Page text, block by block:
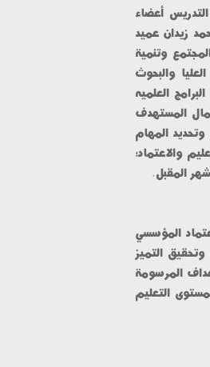
عقدت وحدة الجودة اجتماعا تنسيقيا مع السادة أعضاء هيئة التدريس أعضاء
فريق الدراسة الذاتية للاعتماد المؤسسي؛ وذلك برعاية الدكتور محمد زيدان عميد
الكلية وبحضور الدكتور عصام شوقي وكيل الكلية لشئون خدمة المجتمع وتنمية
البيئة والدكتور عبد الخالق زقزوق وكيل الكلية لشئون الدراسات العليا والبحوث
والدكتورة هيام مصطفى مدير وحدة الجودة والسادة رؤوساء البرامج العلميه
ومدير عام الكلية ، وذلك لعرض الخريطة الزمنية المقترحة والأعمال المستهدف
تنفيذها، ومناقشة جميع الجوانب المتعلقة بعملية تجديد الاعتماد وتحديد المهام
والمواعيد النهائية تمهيدا لزيارة الهيئة القومية لضمان جودة التعليم والاعتماد؛
المقبل.
ومن جانبها أكدت مدير وحدة ضمان الجودة على أهمية تحديد الاعتماد المؤسسي
والبرامجي، كونها خطوة مهمة في رفع مستوى الجودة التعليمية وتحقيق التميز
الأكاديمي للكلية. كما أكدت خلال الاجتماع على ضرورة تحقيق الأهداف المرسومة
والعمل بتكامل وتعاون لضمان نجاح عملية الاعتماد والارتقاء بمستوى التعليم